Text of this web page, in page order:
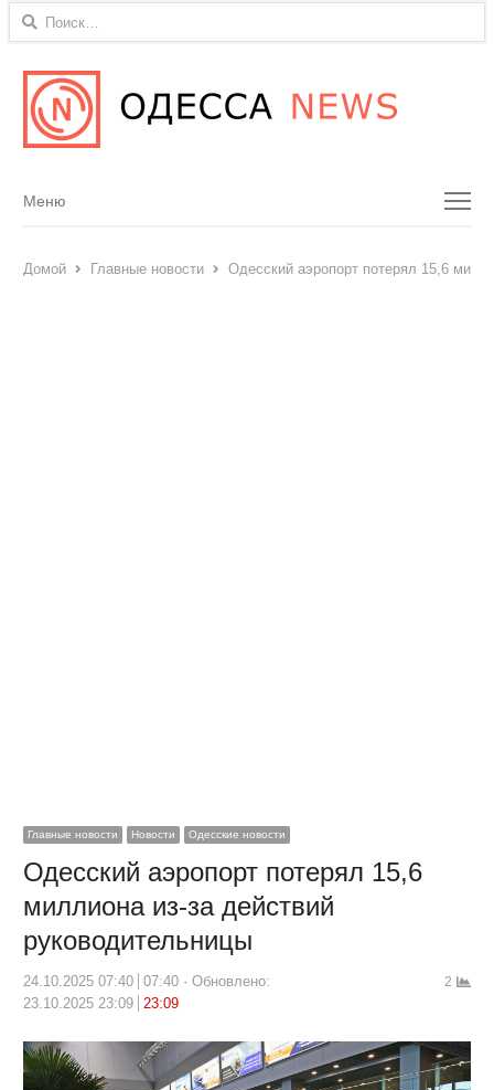
Найти:
Menu
Меню
Домой Главные новости Одесский аэропорт потерял 15,6
Главные новости Новости Одесские новости
Одесский аэропорт потерял 15,6
миллиона из-за действий
руководительницы
24.10.2025 07:40 07:40
Обновлено:
23.10.2025 23:09
23:09
2